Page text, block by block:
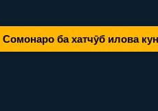
Сомонаро ба хатчӯб илова